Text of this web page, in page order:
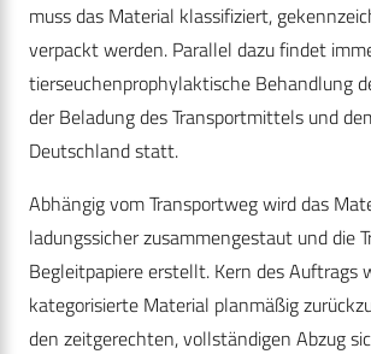
muss das Material klassifiziert,
verpackt werden. Parallel dazu findet
tierseuchenprophylaktische Behandlung
der Beladung des Transportmittels und
Deutschland statt.
Abhängig vom Transportweg wird das
ladungssicher zusammengestaut und die
Begleitpapiere erstellt. Kern des Auftrags
kategorisierte Material planmäßig
den zeitgerechten, vollständigen Abzug